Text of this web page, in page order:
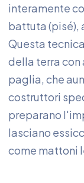
interamente
battuta (pisé),
Questa
della terra con
paglia, che
costruttori
preparano
lasciano
come mattoni